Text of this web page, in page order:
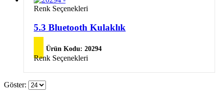
Bu
birden
fazla
varyasyonu
Seçenekler
seçilebilir
Renk Seçenekleri
5.3 Bluetooth Kulaklık
Ürün Kodu: 20294
Bu
birden
fazla
varyasyonu
Renk Seçenekleri
Göster: